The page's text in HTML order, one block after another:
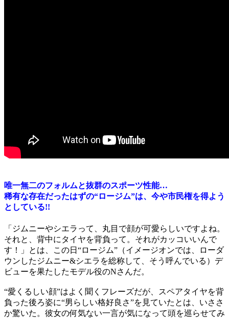
唯一無二のフォルムと抜群のスポーツ性能…
稀有な存在だったはずの“ロージム”は、今や市民権を得よう
としている!!
「ジムニーやシエラって、丸目で顔が可愛らしいですよね。
それと、背中にタイヤを背負って。それがカッコいいんで
す！」とは、この日“ロージム”（イメージオンでは、ローダ
ウンしたジムニー&シエラを総称して、そう呼んでいる）デ
ビューを果たしたモデル役のNさんだ。
“愛くるしい顔”はよく聞くフレーズだが、スペアタイヤを背
負った後ろ姿に“男らしい格好良さ”を見ていたとは、いささ
か驚いた。彼女の何気ない一言が気になって頭を巡らせてみ